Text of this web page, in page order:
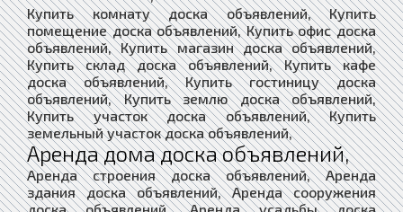
Купить комнату доска объявлений, Купить
помещение доска объявлений, Купить офис доска
объявлений, Купить магазин доска объявлений,
Купить склад доска объявлений, Купить кафе
доска объявлений, Купить гостиницу доска
объявлений, Купить землю доска объявлений,
Купить участок доска объявлений, Купить
земельный участок доска объявлений,
Аренда дома доска объявлений,
Аренда строения доска объявлений, Аренда
здания доска объявлений, Аренда сооружения